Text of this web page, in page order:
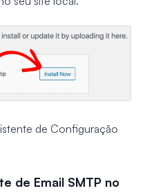
de Configuração
de Email SMTP no